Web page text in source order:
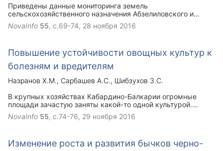
Приведены данные мониторинга земель
сельскохозяйственного назначения Абзелиловского и
Бурзянского районов Зауралья Республики Башкортостан
и пути рационального использования земель
NovaInfo 55, с.69-74, 28 ноября 2016
Повышение устойчивости овощных культур к
болезням и вредителям
Назранов Х.М. Сарбашев А.С.
Шибзухов З.С.
В крупных хозяйствах Кабардино-Балкарии огромные
площади зачастую заняты какой-то одной культурой.
Севооборот не приветствуется. Без использования
пестицидов монокультура просто не выживет. При
восстанавливаться только после того, как размножатся
NovaInfo 55, с.74-76, 29 ноября 2016
Изменение роста и развития бычков черно-